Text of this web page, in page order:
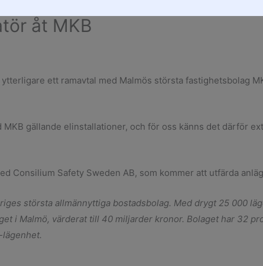
åt MKB
ett ramavtal med Malmös största fastighetsbolag
MKB gällande elinstallationer, och för oss känns det därför
Consilium Safety Sweden AB, som kommer att utfärda
största allmännyttiga bostadsbolag. Med drygt 25 000
i Malmö, värderat till 40 miljarder kronor. Bolaget har 32